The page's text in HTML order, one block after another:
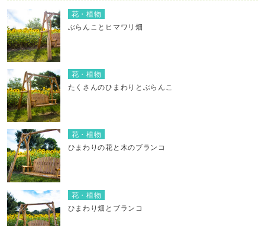
花・植物
ぶらんことヒマワリ畑
花・植物
たくさんのひまわりとぶらんこ
花・植物
ひまわりの花と木のブランコ
花・植物
ひまわり畑とブランコ